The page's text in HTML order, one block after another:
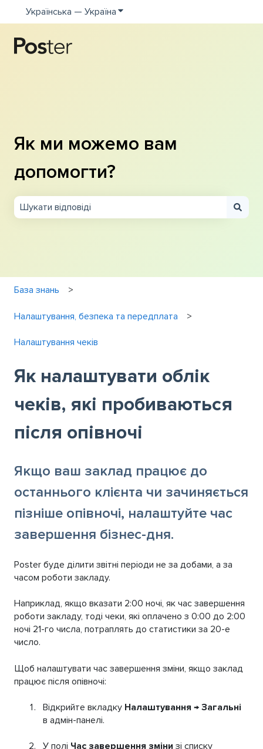
Українська — Україна Показати додаткове меню для
Як ми можемо вам
допомогти?
База знань
Налаштування, безпека та передплата
Налаштування чеків
Як налаштувати облік
чеків, які пробиваються
після опівночі
Якщо ваш заклад працює до
останнього клієнта чи зачиняється
пізніше опівночі, налаштуйте час
завершення бізнес-дня.
Poster буде ділити звітні періоди не за добами, а за
часом роботи закладу.
Наприклад, якщо вказати 2:00 ночі, як час завершення
роботи закладу, тоді чеки, які оплачено з 0:00 до 2:00
ночі 21-го числа, потраплять до статистики за 20-е
число.
Щоб налаштувати час завершення зміни, якщо заклад
працює після опівночі:
Відкрийте вкладку Налаштування → Загальні
в адмін-панелі.
У полі Час завершення зміни зі списку